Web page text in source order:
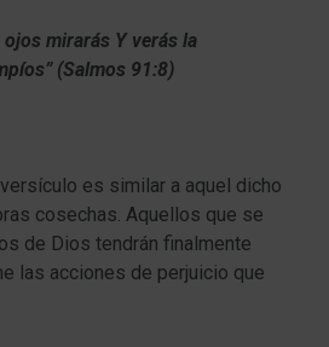
mirarás Y verás la
(Salmos 91:8)
es similar a aquel dicho
cosechas. Aquellos que se
de Dios tendrán finalmente
las acciones de perjuicio que